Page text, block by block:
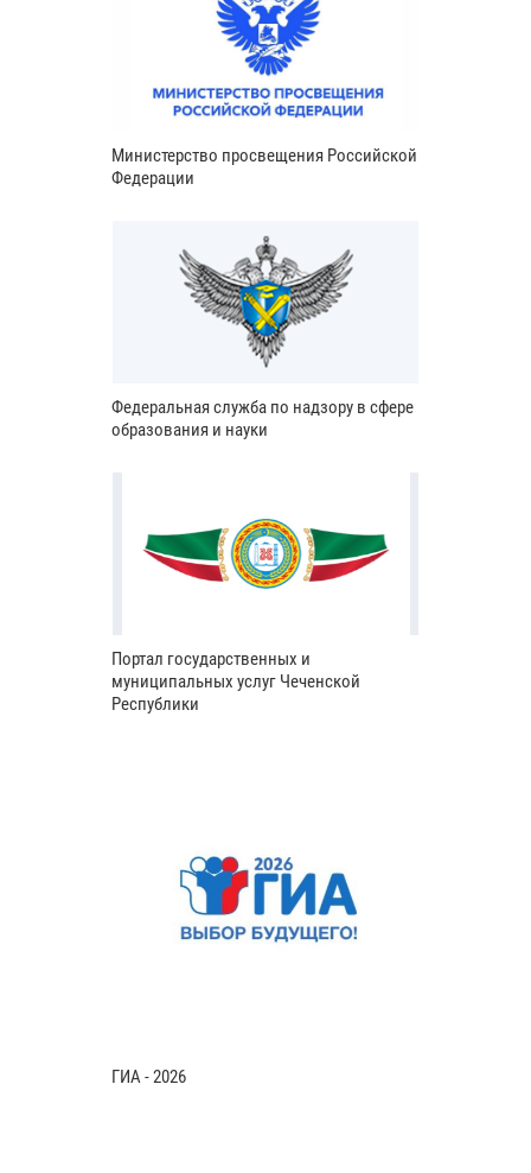
Министерство просвещения Российской
Федерации
Федеральная служба по надзору в сфере
образования и науки
Портал государственных и
муниципальных услуг Чеченской
Республики
ГИА - 2026